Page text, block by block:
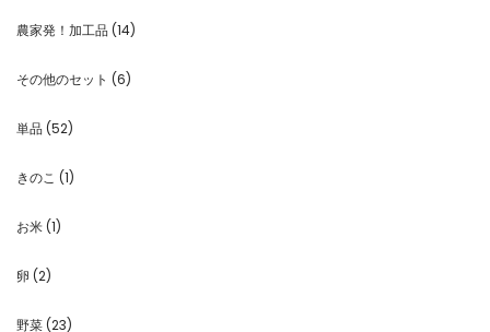
農家発！加工品 (14)
その他のセット (6)
単品 (52)
きのこ (1)
お米 (1)
卵 (2)
野菜 (23)